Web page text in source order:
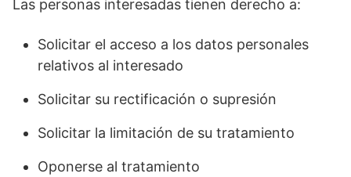
Las personas interesadas tienen derecho a:
Solicitar el acceso a los datos personales
relativos al interesado
Solicitar su rectificación o supresión
Solicitar la limitación de su tratamiento
Oponerse al tratamiento